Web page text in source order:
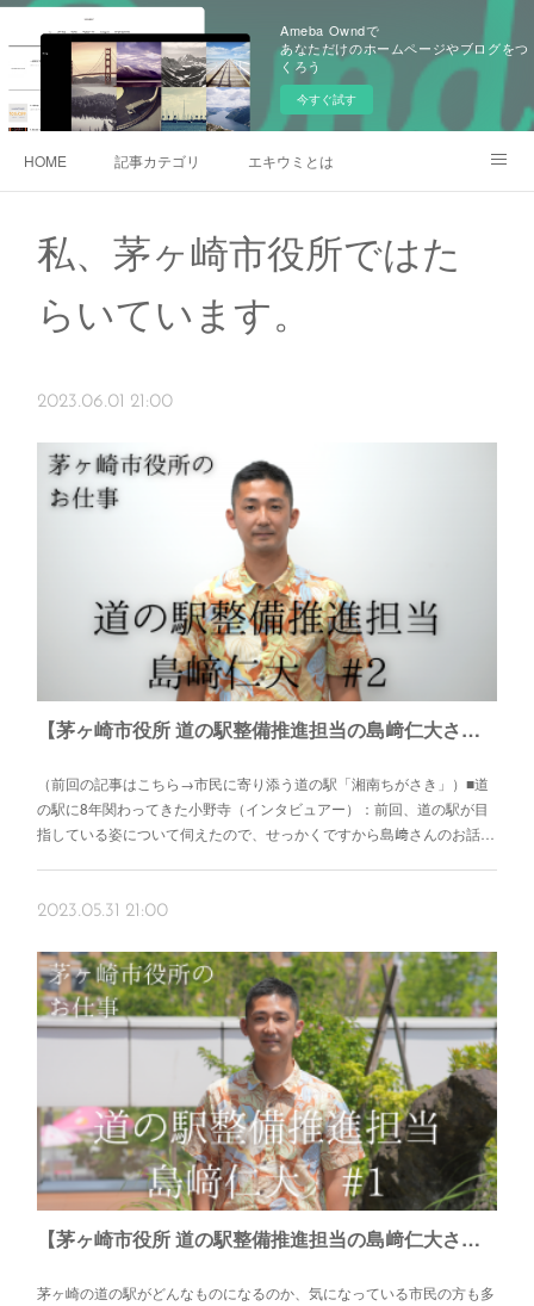
Ameba Owndで
あなただけのホームページやブログをつ
くろう
今すぐ試す
HOME 記事カテゴリ エキウミとは
私、茅ヶ崎市役所ではた
らいています。
2023.06.01 21:00
【茅ヶ崎市役所 道の駅整備推進担当の島﨑仁大さん #2】延期に次ぐ延期を乗り越えて。
（前回の記事はこちら→市民に寄り添う道の駅「湘南ちがさき」）■道
の駅に8年関わってきた小野寺（インタビュアー）：前回、道の駅が目
指している姿について伺えたので、せっかくですから島﨑さんのお話…
2023.05.31 21:00
【茅ヶ崎市役所 道の駅整備推進担当の島﨑仁大さん #1】市民に寄り添う道の駅「湘南ちがさき」
茅ヶ崎の道の駅がどんなものになるのか、気になっている市民の方も多